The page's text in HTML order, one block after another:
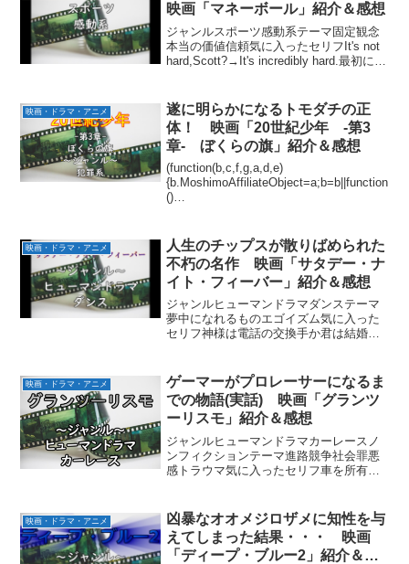
映画「マネーボール」紹介＆感想
ジャンルスポーツ感動系テーマ固定観念
本当の価値信頼気に入ったセリフIt's not
hard,Scott?→It's incredibly hard.最初に何
ッテバーグ...
映画・ドラマ・アニメ
遂に明らかになるトモダチの正
体！ 映画「20世紀少年 -第3
章- ぼくらの旗」紹介＆感想
(function(b,c,f,g,a,d,e)
{b.MoshimoAffiliateObject=a;b=b||function
()
映画・ドラマ・アニメ
人生のチップスが散りばめられた
不朽の名作 映画「サタデー・ナ
イト・フィーバー」紹介＆感想
ジャンルヒューマンドラマダンステーマ
夢中になれるものエゴイズム気に入った
セリフ神様は電話の交換手か君は結婚の
地獄じゃない年を取れば何も感じなくな
る自分が正しいと思ったこ...
映画・ドラマ・アニメ
ゲーマーがプロレーサーになるま
での物語(実話) 映画「グランツ
ーリスモ」紹介＆感想
ジャンルヒューマンドラマカーレースノ
ンフィクションテーマ進路競争社会罪悪
感トラウマ気に入ったセリフ車を所有し
だけさ。脚を使うのは冷蔵庫からレンチ
ン食品を取るときだけか？...
映画・ドラマ・アニメ
凶暴なオオメジロザメに知性を与
えてしまった結果・・・ 映画
「ディープ・ブルー2」紹介＆感